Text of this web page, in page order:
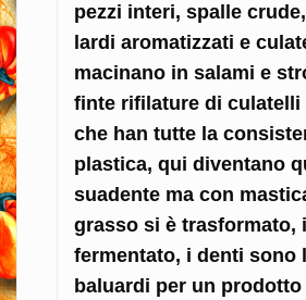
pezzi interi, spalle
lardi aromatizzati e
macinano in salami e
finte rifilature di culatelli
che han tutte la
plastica, qui diventano
suadente ma con
grasso si è trasformato,
fermentato, i denti sono
baluardi per un